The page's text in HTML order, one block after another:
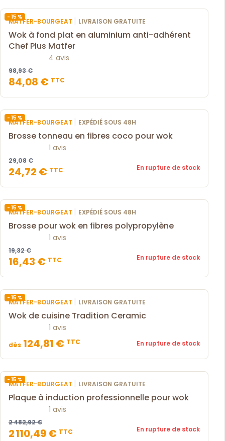
- 15 %
MATFER-BOURGEAT | LIVRAISON GRATUITE
Wok à fond plat en aluminium anti-adhérent
Chef Plus Matfer
4 avis
98,93 €
84,08 € TTC
- 15 %
MATFER-BOURGEAT | EXPÉDIÉ SOUS 48H
Brosse tonneau en fibres coco pour wok
1 avis
29,08 €
24,72 € TTC En rupture de stock
- 15 %
MATFER-BOURGEAT | EXPÉDIÉ SOUS 48H
Brosse pour wok en fibres polypropylène
1 avis
19,32 €
16,43 € TTC En rupture de stock
- 15 %
MATFER-BOURGEAT | LIVRAISON GRATUITE
Wok de cuisine Tradition Ceramic
1 avis
dès 124,81 € TTC En rupture de stock
- 15 %
MATFER-BOURGEAT | LIVRAISON GRATUITE
Plaque à induction professionnelle pour wok
1 avis
2 482,92 €
2 110,49 € TTC En rupture de stock